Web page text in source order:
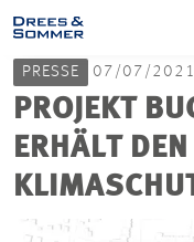
PRESSE 07/07/2021
PROJEKT
ERHÄLT